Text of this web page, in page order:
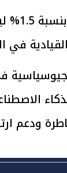
في
ودعم
يتابع
الرئاسية